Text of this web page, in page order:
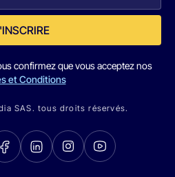
confirmez que vous acceptez nos
et Conditions
SAS. tous droits réservés.